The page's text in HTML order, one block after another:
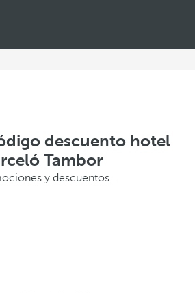
descuento hotel
Tambor
y descuentos